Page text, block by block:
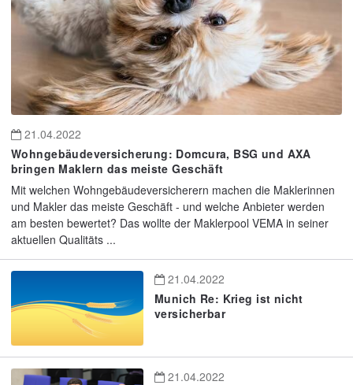
21.04.2022
Wohngebäudeversicherung: Domcura, BSG und AXA
bringen Maklern das meiste Geschäft
Mit welchen Wohngebäudeversicherern machen die Maklerinnen
und Makler das meiste Geschäft - und welche Anbieter werden
am besten bewertet? Das wollte der Maklerpool VEMA in seiner
aktuellen Qualitäts ...
21.04.2022
Munich Re: Krieg ist nicht
versicherbar
21.04.2022